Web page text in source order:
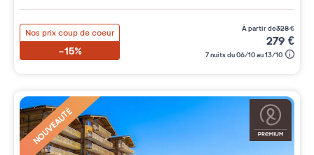
Nos prix coup de coeur
-15%
à partir de328€
279 €
7 nuits du 06/10 au 13/10
NOUVEAUTÉ